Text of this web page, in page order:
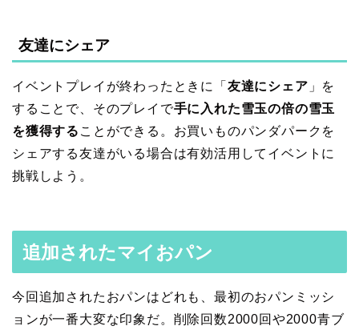
友達にシェア
イベントプレイが終わったときに「 友達にシェア 」を
することで、そのプレイで手に入れた雪玉の倍の雪玉
を獲得する ことができる。お買いものパンダパークを
シェアする友達がいる場合は有効活用してイベントに
挑戦しよう。
追加されたマイおパン
今回追加されたおパンはどれも、最初のおパンミッシ
ョンが一番大変な印象だ。削除回数2000回や2000青ブ